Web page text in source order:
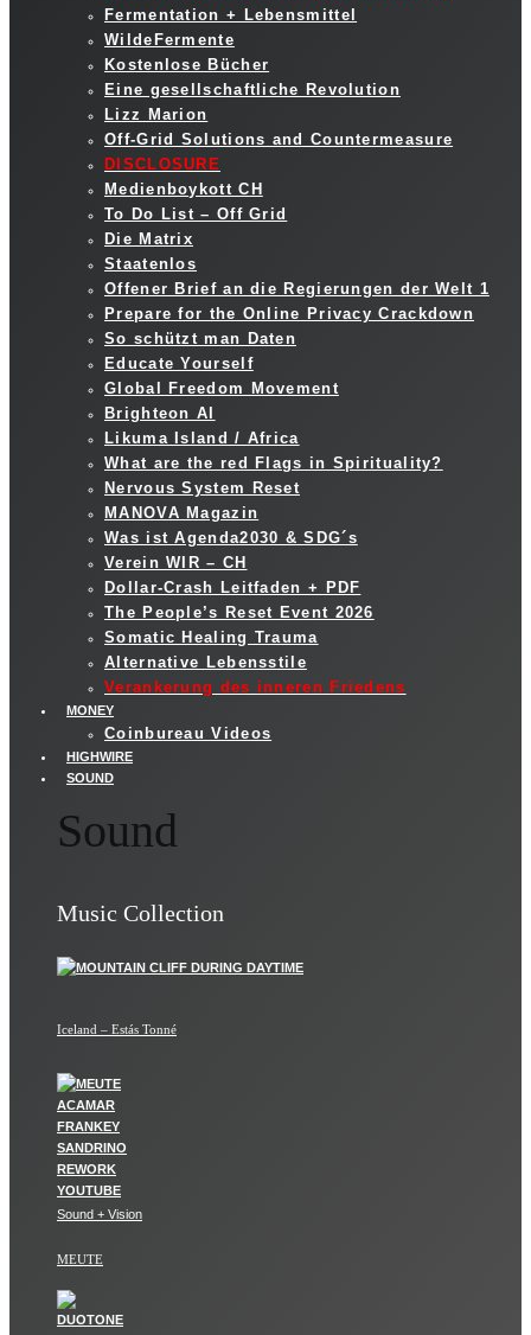
Fermentation + Lebensmittel
WildeFermente
Kostenlose Bücher
Eine gesellschaftliche Revolution
Lizz Marion
Off-Grid Solutions and Countermeasure
DISCLOSURE
Medienboykott CH
To Do List – Off Grid
Die Matrix
Staatenlos
Offener Brief an die Regierungen der Welt 1
Prepare for the Online Privacy Crackdown
So schützt man Daten
Educate Yourself
Global Freedom Movement
Brighteon AI
Likuma Island / Africa
What are the red Flags in Spirituality?
Nervous System Reset
MANOVA Magazin
Was ist Agenda2030 & SDG´s
Verein WIR – CH
Dollar-Crash Leitfaden + PDF
The People’s Reset Event 2026
Somatic Healing Trauma
Alternative Lebensstile
Verankerung des inneren Friedens
MONEY
Coinbureau Videos
HIGHWIRE
SOUND
Sound
Music Collection
Iceland – Estás Tonné
Sound + Vision
MEUTE